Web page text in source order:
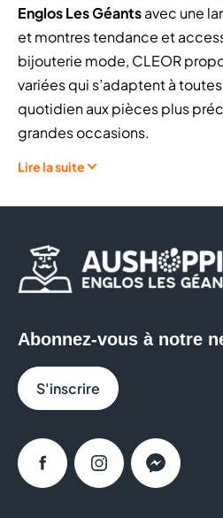
Englos Les Géantsavec une
et montres tendance et
bijouterie mode, CLEOR
variées qui s’adaptent à
quotidien aux pièces plus
grandes occasions.
Chez CLEOR le bijou se
accessoire de mode à la fois
son style.
Retrouvez notamment :
Côtébijoux: De
exclusives et très
goûts et tous les budgets
pierres précieuses,
Une sélection
les moments les plus
Côtémontres: un large
Lire la suite
Abonnez-vous à notre
S'inscrire
FacebookInstagramMessenger